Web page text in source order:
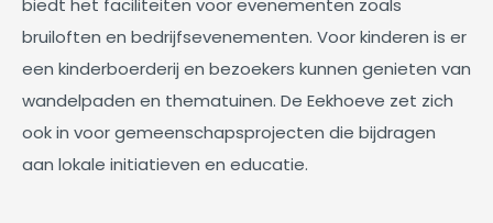
biedt het faciliteiten voor evenementen zoals
bruiloften en bedrijfsevenementen. Voor kinderen is er
een kinderboerderij en bezoekers kunnen genieten van
wandelpaden en thematuinen. De Eekhoeve zet zich
ook in voor gemeenschapsprojecten die bijdragen
aan lokale initiatieven en educatie.